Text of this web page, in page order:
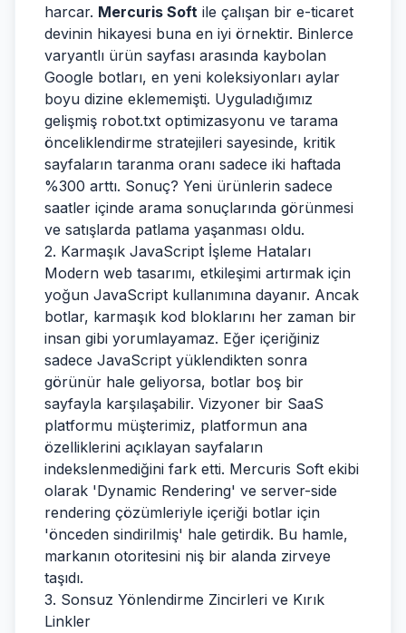
harcar. Mercuris Soft ile çalışan bir e-ticaret
devinin hikayesi buna en iyi örnektir. Binlerce
varyantlı ürün sayfası arasında kaybolan
Google botları, en yeni koleksiyonları aylar
boyu dizine eklememişti. Uyguladığımız
gelişmiş robot.txt optimizasyonu ve tarama
önceliklendirme stratejileri sayesinde, kritik
sayfaların taranma oranı sadece iki haftada
%300 arttı. Sonuç? Yeni ürünlerin sadece
saatler içinde arama sonuçlarında görünmesi
ve satışlarda patlama yaşanması oldu.
2. Karmaşık JavaScript İşleme Hataları
Modern web tasarımı, etkileşimi artırmak için
yoğun JavaScript kullanımına dayanır. Ancak
botlar, karmaşık kod bloklarını her zaman bir
insan gibi yorumlayamaz. Eğer içeriğiniz
sadece JavaScript yüklendikten sonra
görünür hale geliyorsa, botlar boş bir
sayfayla karşılaşabilir. Vizyoner bir SaaS
platformu müşterimiz, platformun ana
özelliklerini açıklayan sayfaların
indekslenmediğini fark etti. Mercuris Soft ekibi
olarak 'Dynamic Rendering' ve server-side
rendering çözümleriyle içeriği botlar için
'önceden sindirilmiş' hale getirdik. Bu hamle,
markanın otoritesini niş bir alanda zirveye
taşıdı.
3. Sonsuz Yönlendirme Zincirleri ve Kırık
Linkler